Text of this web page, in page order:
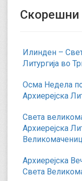
Скорешни
Илинден –
Литургија во
Осма Недела
Архиерејска
Света
Архиерејска
Архиерејска
Света